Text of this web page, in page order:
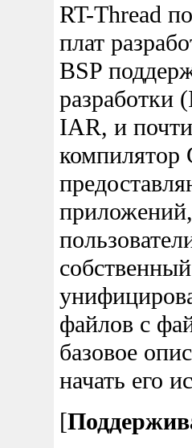
RT-Thread
плат
BSP
разработки
IAR, и
файлов с
базовое
начать его
[